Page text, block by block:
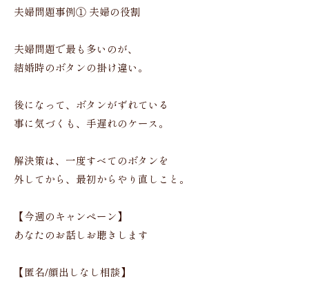
夫婦問題事例① 夫婦の役割
夫婦問題で最も多いのが、
結婚時のボタンの掛け違い。
後になって、ボタンがずれている
事に気づくも、手遅れのケース。
解決策は、一度すべてのボタンを
外してから、最初からやり直しこと。
【今週のキャンペーン】
あなたのお話しお聴きします
【匿名/顔出しなし相談】